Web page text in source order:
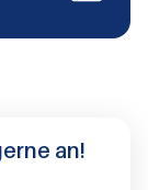
an!